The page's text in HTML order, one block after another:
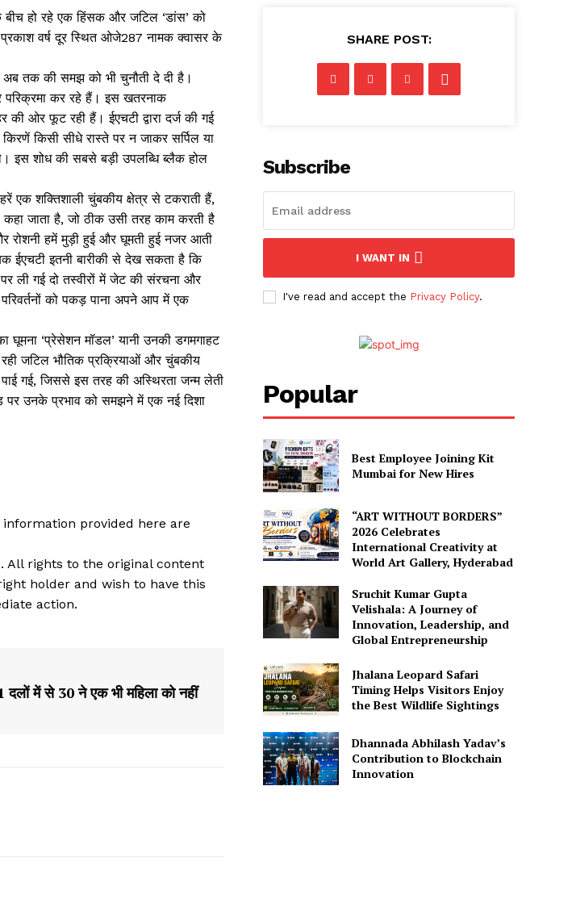
बीच हो रहे एक हिंसक और जटिल ‘डांस’ को
प्रकाश वर्ष दूर स्थित ओजे287 नामक क्वासर के
अब तक की समझ को भी चुनौती दे दी है।
कर रहे हैं। इस खतरनाक
ओर फूट रही हैं। ईएचटी द्वारा दर्ज की गई
किसी सीधे रास्ते पर न जाकर सर्पिल या
इस शोध की सबसे बड़ी उपलब्धि ब्लैक होल
एक शक्तिशाली चुंबकीय क्षेत्र से टकराती हैं,
कहा जाता है, जो ठीक उसी तरह काम करती है
रोशनी हमें मुड़ी हुई और घूमती हुई नजर आती
ईएचटी इतनी बारीकी से देख सकता है कि
ली गई दो तस्वीरों में जेट की संरचना और
को पकड़ पाना अपने आप में एक
‘प्रेसेशन मॉडल’ यानी उनकी डगमगाहट
जटिल भौतिक प्रक्रियाओं और चुंबकीय
गई, जिससे इस तरह की अस्थिरता जन्म लेती
पर उनके प्रभाव को समझने में एक नई दिशा
provided here are
All rights to the original content
holder and wish to have this
action.
दलों में से 30 ने एक भी महिला को नहीं
SHARE POST:
Subscribe
I WANT IN
I've read and accept the Privacy Policy.
Popular
Best Employee Joining Kit
Mumbai for New Hires
“ART WITHOUT BORDERS”
2026 Celebrates
International Creativity at
World Art Gallery, Hyderabad
Sruchit Kumar Gupta
Velishala: A Journey of
Innovation, Leadership, and
Global Entrepreneurship
Jhalana Leopard Safari
Timing Helps Visitors Enjoy
the Best Wildlife Sightings
Dhannada Abhilash Yadav’s
Contribution to Blockchain
Innovation